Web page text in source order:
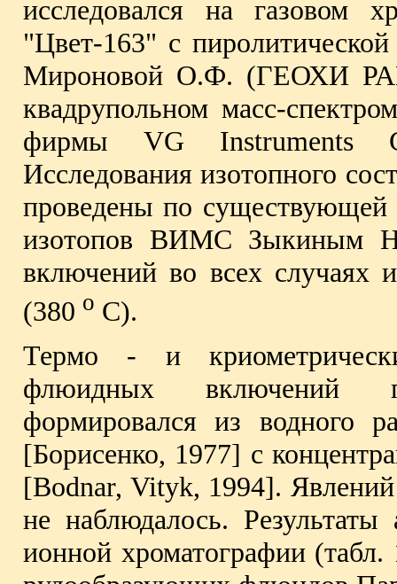
исследовался на газовом
"Цвет-163" с
Мироновой О.Ф. (ГЕОХИ
квадрупольном масс-
фирмы VG Instruments
Исследования изотопного
проведены по существующей
изотопов ВИМС Зыкиным
включений во всех случаях
(380 o С).
Термо - и
флюидных включений
формировался из водного
[Борисенко, 1977] с
[Bodnar, Vityk, 1994]. Явлений
не наблюдалось.
ионной хроматографии